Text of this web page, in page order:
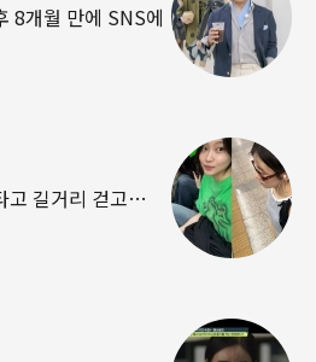
8개월 만에 SNS에
고 길거리 걷고…